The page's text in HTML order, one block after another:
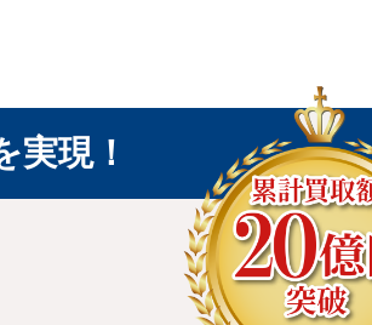
実現！